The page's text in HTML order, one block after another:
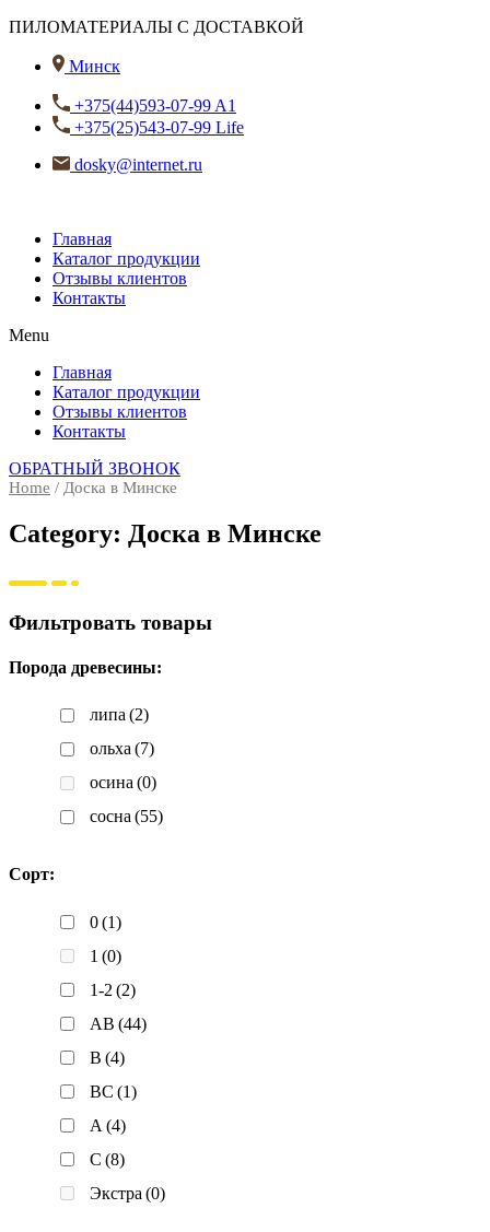
ПИЛОМАТЕРИАЛЫ С ДОСТАВКОЙ
Минск
+375(44)593-07-99 A1
+375(25)543-07-99 Life
dosky@internet.ru
Главная
Каталог продукции
Отзывы клиентов
Контакты
Menu
Главная
Каталог продукции
Отзывы клиентов
Контакты
ОБРАТНЫЙ ЗВОНОК
Home / Доска в Минске
Category: Доска в Минске
Фильтровать товары
Порода древесины:
липа (2)
ольха (7)
осина (0)
сосна (55)
Сорт:
0(1)
1 (0)
1-2 (2)
AB (44)
B (4)
BC (1)
А (4)
С (8)
Экстра (0)